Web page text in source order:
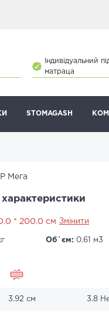
Індивідуальний
матраца
STOMAGASH
Мега
характеристики
* 200.0 см Змінити
Об`єм: 0.61 м3
3.92 см 3.8